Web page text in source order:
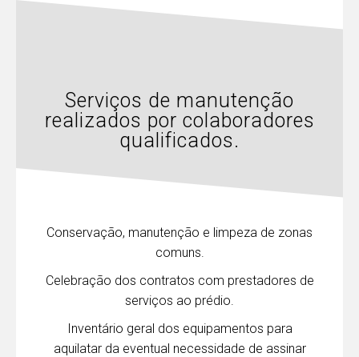
Serviços de manutenção
realizados por colaboradores
qualificados.
Conservação, manutenção e limpeza de zonas
comuns.
Celebração dos contratos com prestadores de
serviços ao prédio.
Inventário geral dos equipamentos para
aquilatar da eventual necessidade de assinar